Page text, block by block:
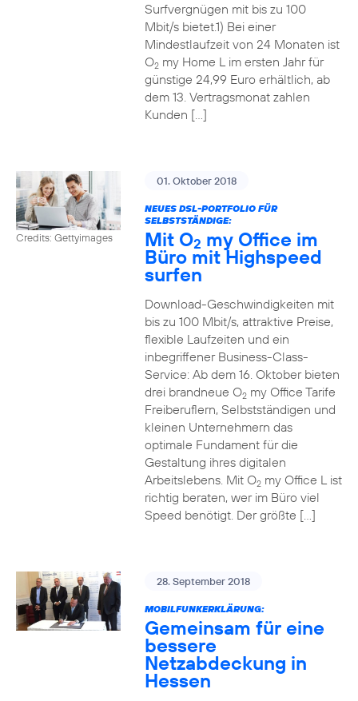
Surfvergnügen mit bis zu 100
Mbit/s bietet.1) Bei einer
Mindestlaufzeit von 24 Monaten ist
O2my Home L im ersten Jahr für
günstige 24,99 Euro erhältlich, ab
dem 13. Vertragsmonat zahlen
Kunden […]
Credits: Gettyimages
01. Oktober 2018
NEUES DSL-PORTFOLIO FÜR
SELBSTSTÄNDIGE:
Mit O2 my Office im
Büro mit Highspeed
surfen
Download-Geschwindigkeiten mit
bis zu 100 Mbit/s, attraktive Preise,
flexible Laufzeiten und ein
inbegriffener Business-Class-
Service: Ab dem 16. Oktober bieten
drei brandneue O2my Office Tarife
Freiberuflern, Selbstständigen und
kleinen Unternehmern das
optimale Fundament für die
Gestaltung ihres digitalen
Arbeitslebens. Mit O2my Office L ist
richtig beraten, wer im Büro viel
Speed benötigt. Der größte […]
28. September 2018
MOBILFUNKERKLÄRUNG:
Gemeinsam für eine
bessere
Netzabdeckung in
Hessen